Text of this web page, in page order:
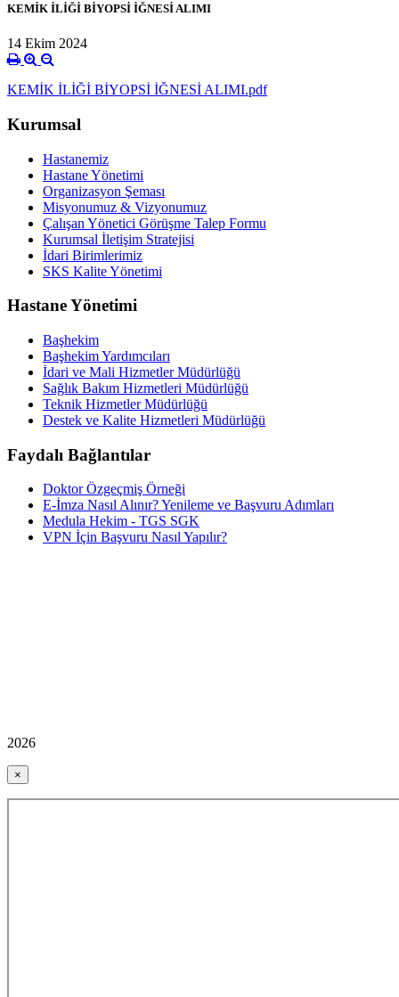
KEMİK İLİĞİ BİYOPSİ İĞNESİ ALIMI
14 Ekim 2024
KEMİK İLİĞİ BİYOPSİ İĞNESİ ALIMI.pdf
Kurumsal
Hastanemiz
Hastane Yönetimi
Organizasyon Şeması
Misyonumuz & Vizyonumuz
Çalışan Yönetici Görüşme Talep Formu
Kurumsal İletişim Stratejisi
İdari Birimlerimiz
SKS Kalite Yönetimi
Hastane Yönetimi
Başhekim
Başhekim Yardımcıları
İdari ve Mali Hizmetler Müdürlüğü
Sağlık Bakım Hizmetleri Müdürlüğü
Teknik Hizmetler Müdürlüğü
Destek ve Kalite Hizmetleri Müdürlüğü
Faydalı Bağlantılar
Doktor Özgeçmiş Örneği
E-İmza Nasıl Alınır? Yenileme ve Başvuru Adımları
Medula Hekim - TGS SGK
VPN İçin Başvuru Nasıl Yapılır?
2026
×